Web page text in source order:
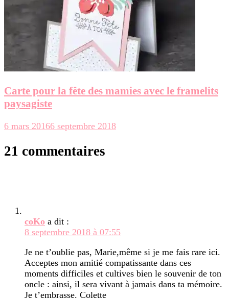
Carte pour la fête des mamies avec le framelits
paysagiste
6 mars 20166 septembre 2018
21 commentaires
coKo a dit :
8 septembre 2018 à 07:55
Je ne t’oublie pas, Marie,même si je me fais rare ici.
Acceptes mon amitié compatissante dans ces
moments difficiles et cultives bien le souvenir de ton
oncle : ainsi, il sera vivant à jamais dans ta mémoire.
Je t’embrasse. Colette